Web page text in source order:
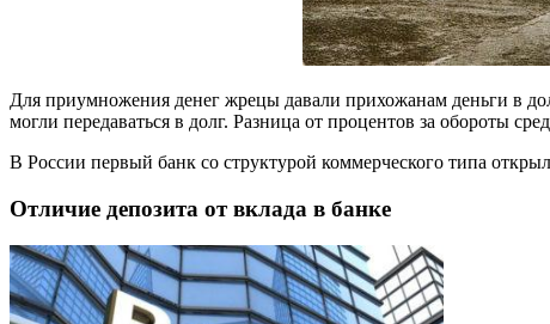
Для приумножения денег жрецы давали прихожанам деньги в
могли передаваться в долг. Разница от процентов за обороты
В России первый банк со структурой коммерческого типа
Отличие депозита от вклада в банке